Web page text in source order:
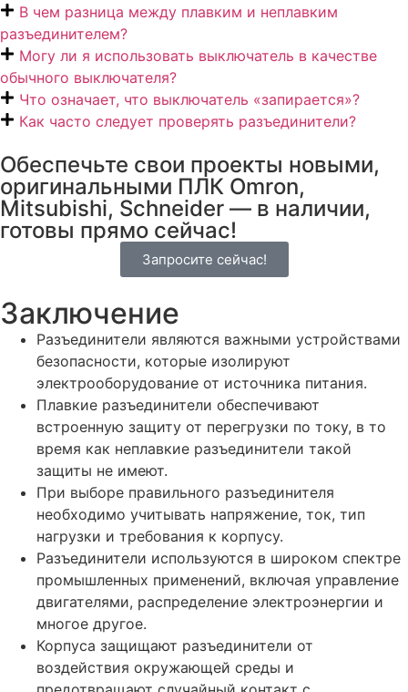
В чем разница между плавким и неплавким
разъединителем?
Могу ли я использовать выключатель в качестве
обычного выключателя?
Что означает, что выключатель «запирается»?
Как часто следует проверять разъединители?
Обеспечьте свои проекты новыми,
оригинальными ПЛК Omron,
Mitsubishi, Schneider — в наличии,
готовы прямо сейчас!
Запросите сейчас!
Заключение
Разъединители являются важными устройствами
безопасности, которые изолируют
электрооборудование от источника питания.
Плавкие разъединители обеспечивают
встроенную защиту от перегрузки по току, в то
время как неплавкие разъединители такой
защиты не имеют.
При выборе правильного разъединителя
необходимо учитывать напряжение, ток, тип
нагрузки и требования к корпусу.
Разъединители используются в широком спектре
промышленных применений, включая управление
двигателями, распределение электроэнергии и
многое другое.
Корпуса защищают разъединители от
воздействия окружающей среды и